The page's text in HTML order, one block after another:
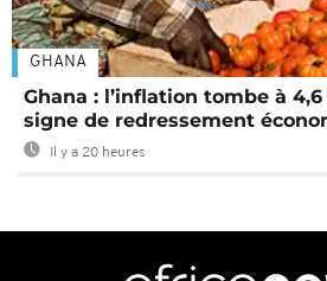
GHANA
Ghana : l’inflation tombe à
signe de redressement
Il y a 20 heures